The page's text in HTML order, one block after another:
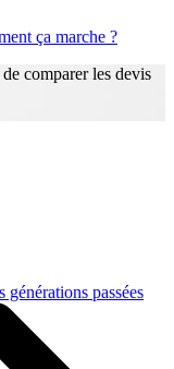
ça marche ?
comparer les devis
passées